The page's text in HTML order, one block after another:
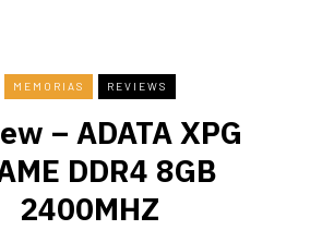
MEMORIAS REVIEWS
– ADATA XPG
DDR4 8GB
2400MHZ